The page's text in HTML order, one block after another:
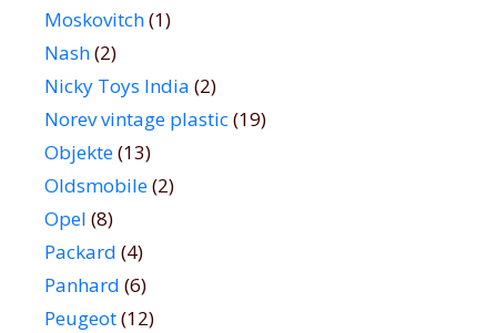
Moskovitch(1)
Nash(2)
Nicky Toys India (2)
Norev vintage plastic(19)
Objekte(13)
Oldsmobile(2)
Opel (8)
Packard (4)
Panhard (6)
Peugeot(12)